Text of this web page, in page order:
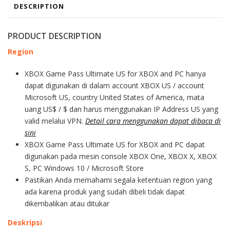
DESCRIPTION
PRODUCT DESCRIPTION
Region
XBOX Game Pass Ultimate US for XBOX and PC hanya
dapat digunakan di dalam account XBOX US / account
Microsoft US, country United States of America, mata
uang US$ / $ dan harus menggunakan IP Address US yang
valid melalui VPN. Detail cara menggunakan dapat dibaca di
sini
XBOX Game Pass Ultimate US for XBOX and PC dapat
digunakan pada mesin console XBOX One, XBOX X, XBOX
S, PC Windows 10 / Microsoft Store
Pastikan Anda memahami segala ketentuan region yang
ada karena produk yang sudah dibeli tidak dapat
dikembalikan atau ditukar
Deskripsi